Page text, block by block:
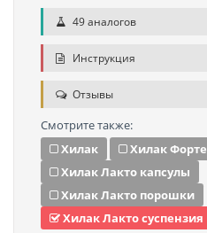
49 аналогов
Инструкция
Отзывы
Смотрите также:
Хилак
Хилак Форте
Хилак Лакто капсулы
Хилак Лакто порошки
Хилак Лакто суспензия